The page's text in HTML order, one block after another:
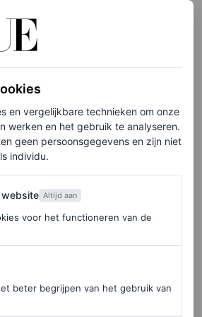
een bijzonder plan voor mij heeft.
een traan om de situatie laat, lach
en ben ik nog dankbaarder
beste artikelen in je inbox?
voor de Vogue-nieuwsbrief.
sterk had kunnen zijn zonder de
van mijn omgeving, maar ook op
krijg ik de mooiste en
van vrouwen toegestuurd, over wat
of momenteel meemaken. Dit
en vergelijkbare technieken om onze
werken en het gebruik te analyseren.
geen persoonsgegevens en zijn niet
individu.
website Altijd aan
voor het functioneren van de
beter begrijpen van het gebruik van